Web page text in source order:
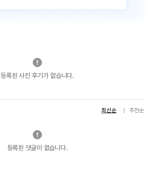
등록된 사진 후기가 없습니다.
최신순 추천순
등록된 댓글이 없습니다.